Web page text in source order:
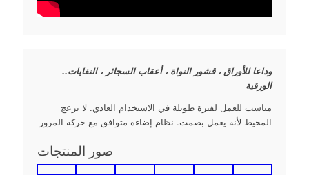
..وداعا للأوراق ، قشور النواة ، أعقاب السجائر ، النفايات
الورقية
مناسب للعمل لفترة طويلة في الاستخدام العادي. لا يزعج
المحيط لأنه يعمل بصمت. نظام إضاءة متوافق مع حركة المرور
صور المنتجات